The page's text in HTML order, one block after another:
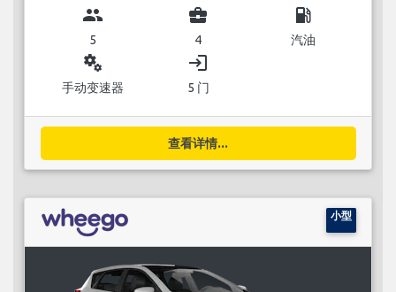
group
5
business_center
4
local_gas_station
汽油
miscellaneous_services
手动变速器
login
5 门
查看详情...
小型